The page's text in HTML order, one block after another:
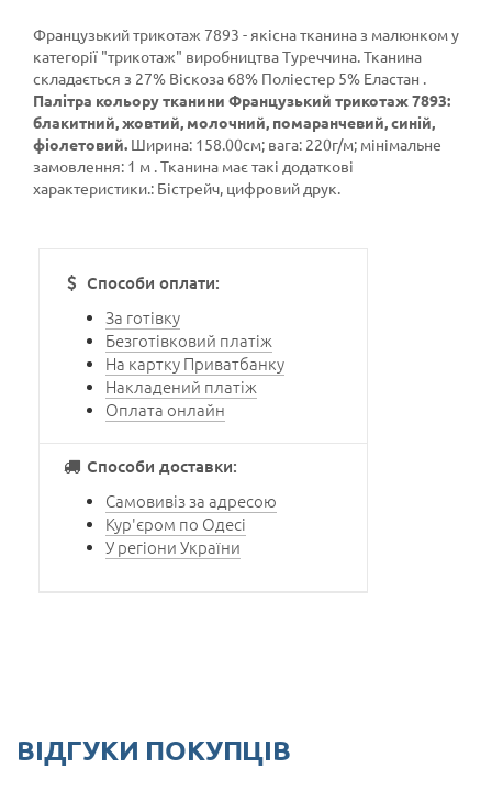
Французький трикотаж 7893 - якісна тканина з малюнком у
категорії "трикотаж" виробництва Туреччина. Тканина
складається з 27% Віскоза 68% Поліестер 5% Еластан .
Палітра кольору тканини Французький трикотаж 7893:
блакитний, жовтий, молочний, помаранчевий, синій,
фіолетовий. Ширина: 158.00см; вага: 220г/м; мінімальне
замовлення: 1 м . Тканина має такі додаткові
характеристики.: Бістрейч, цифровий друк.
Способи оплати:
За готівку
Безготівковий платіж
На картку Приватбанку
Накладений платіж
Оплата онлайн
Способи доставки:
Самовивіз за адресою
Кур'єром по Одесі
У регіони України
ВІДГУКИ ПОКУПЦІВ